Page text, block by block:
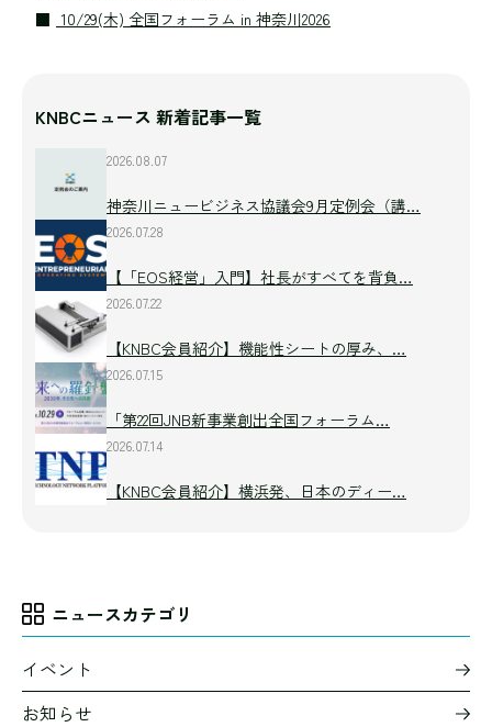
10/29(木) 全国フォーラム in 神奈川2026
KNBCニュース 新着記事一覧
2026.08.07
神奈川ニュービジネス協議会9月定例会（講…
2026.07.28
【「EOS経営」入門】社長がすべてを背負…
2026.07.22
【KNBC会員紹介】機能性シートの厚み、…
2026.07.15
「第22回JNB新事業創出全国フォーラム…
2026.07.14
【KNBC会員紹介】横浜発、日本のディー…
ニュースカテゴリ
イベント
お知らせ